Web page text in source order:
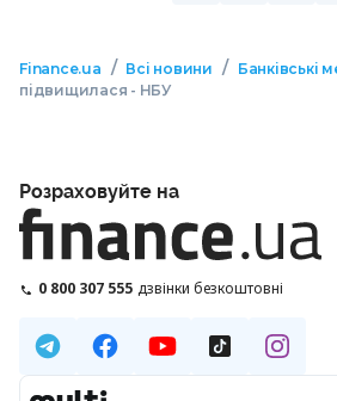
Finance.ua / Всі новини / Банківські
підвищилася - НБУ
Розраховуйте на
0 800 307 555 дзвінки безкоштовні